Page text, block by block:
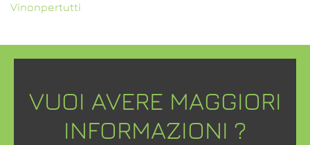
Vinonpertutti
VUOI AVERE MAGGIORI
INFORMAZIONI ?